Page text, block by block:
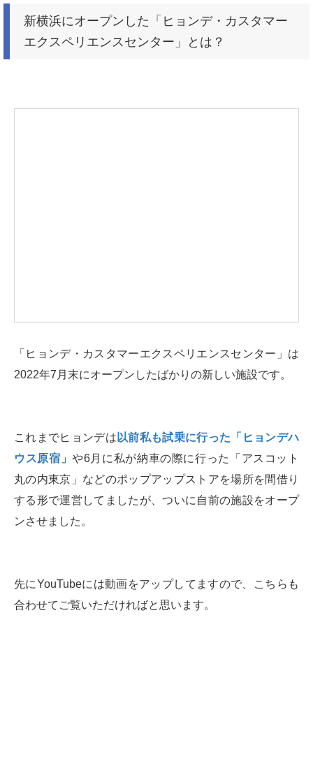
新横浜にオープンした「ヒョンデ・カスタマー
エクスペリエンスセンター」とは？
「ヒョンデ・カスタマーエクスペリエンスセンター」は
2022年7月末にオープンしたばかりの新しい施設です。
これまでヒョンデは 以前私も試乗に行った「ヒョンデハ
ウス原宿」や6月に私が納車の際に行った「アスコット
丸の内東京」などのポップアップストアを場所を間借り
する形で運営してましたが、ついに自前の施設をオープ
ンさせました。
先にYouTubeには動画をアップしてますので、こちらも
合わせてご覧いただければと思います。